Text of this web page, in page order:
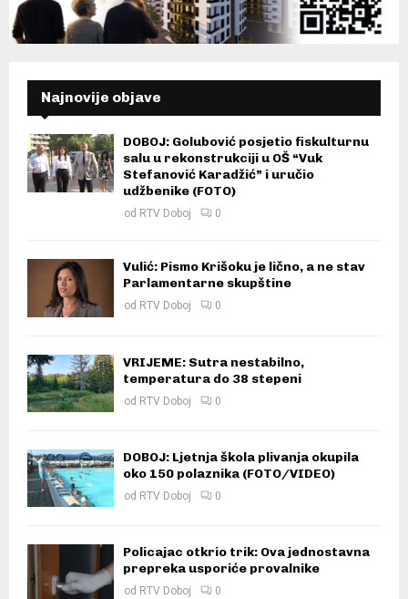
Najnovije objave
DOBOJ: Golubović posjetio fiskulturnu
salu u rekonstrukciji u OŠ “Vuk
Stefanović Karadžić” i uručio
udžbenike (FOTO)
od RTV Doboj 0
Vulić: Pismo Krišoku je lično, a ne stav
Parlamentarne skupštine
od RTV Doboj 0
VRIJEME: Sutra nestabilno,
temperatura do 38 stepeni
od RTV Doboj 0
DOBOJ: Ljetnja škola plivanja okupila
oko 150 polaznika (FOTO/VIDEO)
od RTV Doboj 0
Policajac otkrio trik: Ova jednostavna
prepreka usporiće provalnike
od RTV Doboj 0